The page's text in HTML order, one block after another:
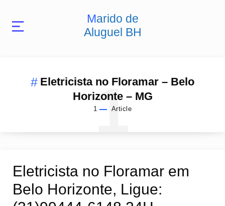
Marido de
Aluguel BH
Eletricista no Floramar – Belo
Horizonte – MG
1 Article
1
Eletricista no Floramar em
Belo Horizonte, Ligue: